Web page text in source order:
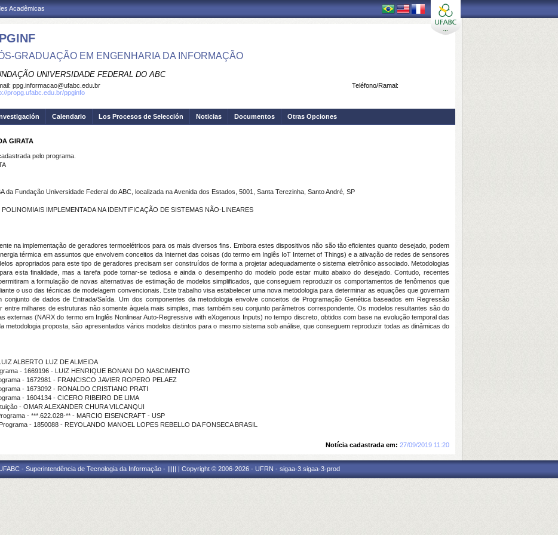
Acadêmicas
GRADUAÇÃO EM ENGENHARIA DA INFORMAÇÃO
UNIVERSIDADE FEDERAL DO ABC
Teléfono/Ramal:
ppg.informacao@ufabc.edu.br
propg.ufabc.edu.br/ppginfo
Calendario Los Procesos de Selección Noticias Documentos Otras Opciones
GIRATA
pelo programa.
da Fundação Universidade Federal do ABC, localizada na Avenida dos Estados, 5001, Santa Terezinha, Santo André, SP
IMPLEMENTADA NA IDENTIFICAÇÃO DE SISTEMAS NÃO-LINEARES
na implementação de geradores termoelétricos para os mais diversos fins. Embora estes dispositivos não são tão eficientes quanto desejado, podem
térmica em assuntos que envolvem conceitos da Internet das coisas (do termo em Inglês IoT Internet of Things) e a ativação de redes de sensores
apropriados para este tipo de geradores precisam ser construídos de forma a projetar adequadamente o sistema eletrônico associado. Metodologias
esta finalidade, mas a tarefa pode tornar-se tediosa e ainda o desempenho do modelo pode estar muito abaixo do desejado. Contudo, recentes
a formulação de novas alternativas de estimação de modelos simplificados, que conseguem reproduzir os comportamentos de fenômenos que
o uso das técnicas de modelagem convencionais. Este trabalho visa estabelecer uma nova metodologia para determinar as equações que governam
de dados de Entrada/Saída. Um dos componentes da metodologia envolve conceitos de Programação Genética baseados em Regressão
entre milhares de estruturas não somente àquela mais simples, mas também seu conjunto parâmetros correspondente. Os modelos resultantes são do
externas (NARX do termo em Inglês Nonlinear Auto-Regressive with eXogenous Inputs) no tempo discreto, obtidos com base na evolução temporal das
metodologia proposta, são apresentados vários modelos distintos para o mesmo sistema sob análise, que conseguem reproduzir todas as dinâmicas do
ALBERTO LUZ DE ALMEIDA
- 1669196 - LUIZ HENRIQUE BONANI DO NASCIMENTO
- 1672981 - FRANCISCO JAVIER ROPERO PELAEZ
- 1673092 - RONALDO CRISTIANO PRATI
- 1604134 - CICERO RIBEIRO DE LIMA
- OMAR ALEXANDER CHURA VILCANQUI
- ***.622.028-** - MARCIO EISENCRAFT - USP
- 1850088 - REYOLANDO MANOEL LOPES REBELLO DA FONSECA BRASIL
Notícia cadastrada em: 27/09/2019 11:20
- Superintendência de Tecnologia da Informação - ||||| | Copyright © 2006-2026 - UFRN - sigaa-3.sigaa-3-prod